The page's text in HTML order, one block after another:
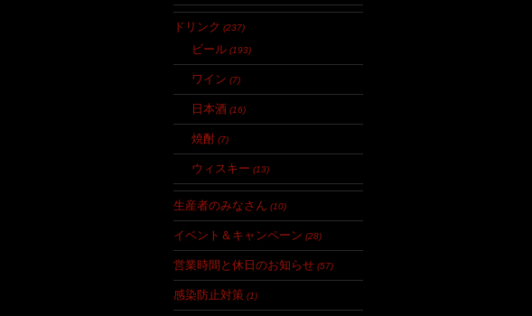
ドリンク (237)
ビール (193)
ワイン (7)
日本酒 (16)
焼酎 (7)
ウィスキー (13)
生産者のみなさん (10)
イベント＆キャンペーン (28)
営業時間と休日のお知らせ (57)
感染防止対策 (1)